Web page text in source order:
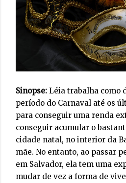
Sinopse: Léia trabalha como
período do Carnaval até os
para conseguir uma renda
conseguir acumular o
cidade natal, no interior da
mãe. No entanto, ao passar
em Salvador, ela tem uma
mudar de vez a forma de